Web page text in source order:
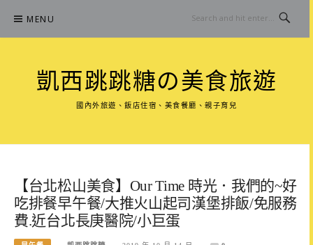
content
MENU
凱西跳跳糖の美食旅遊
國內外旅遊、飯店住宿、美食餐廳、親子育兒
【台北松山美食】Our Time 時光．我們的~好
吃排餐早午餐/大推火山起司漢堡排飯/免服務
費.近台北長庚醫院/小巨蛋